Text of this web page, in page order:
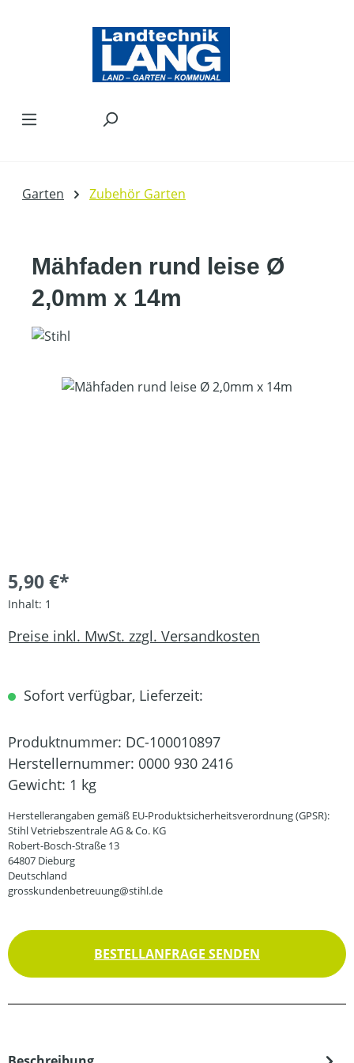
Garten Zubehör Garten
Mähfaden rund leise Ø
2,0mm x 14m
Bildergalerie überspringen
5,90 €*
Inhalt: 1
Preise inkl. MwSt. zzgl. Versandkosten
Sofort verfügbar, Lieferzeit:
Produktnummer: DC-100010897
Herstellernummer: 0000 930 2416
Gewicht: 1 kg
Herstellerangaben gemäß EU-Produktsicherheitsverordnung (GPSR):
Stihl Vetriebszentrale AG & Co. KG
Robert-Bosch-Straße 13
64807 Dieburg
Deutschland
grosskundenbetreuung@stihl.de
BESTELLANFRAGE SENDEN